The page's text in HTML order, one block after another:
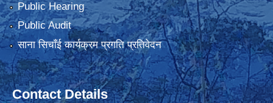
Public Hearing
Public Audit
साना सिचाँई कार्यक्रम प्रगति प्रतिवेदन
Contact Details